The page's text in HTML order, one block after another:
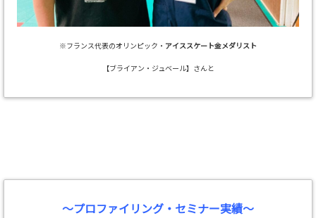
※フランス代表のオリンピック・ アイススケート金メダリスト
【ブライアン・ジュベール】さんと
～プロファイリング・セミナー実績～